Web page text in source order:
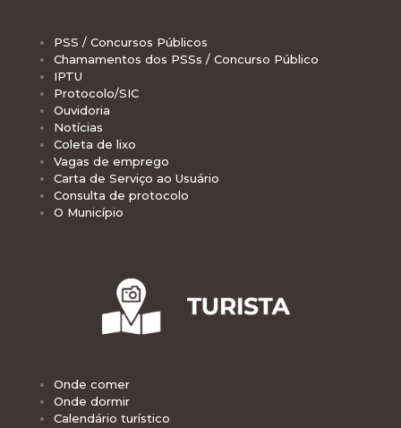
PSS / Concursos Públicos
Chamamentos dos PSSs / Concurso Público
IPTU
Protocolo/SIC
Ouvidoria
Notícias
Coleta de lixo
Vagas de emprego
Carta de Serviço ao Usuário
Consulta de protocolo
O Município
Onde comer
Onde dormir
Calendário turístico